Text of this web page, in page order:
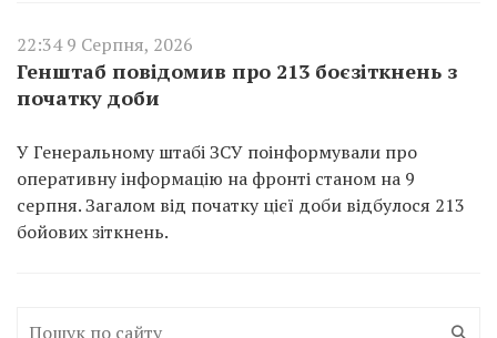
22:34 9 Серпня, 2026
Генштаб повідомив про 213 боєзіткнень з
початку доби
У Генеральному штабі ЗСУ поінформували про
оперативну інформацію на фронті станом на 9
серпня. Загалом від початку цієї доби відбулося 213
бойових зіткнень.